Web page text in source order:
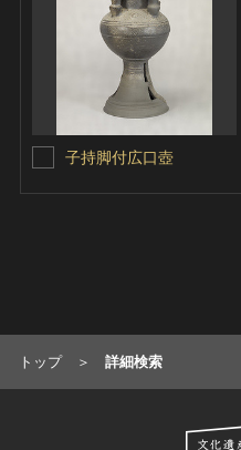
子持脚付広口壺
トップ 詳細検索